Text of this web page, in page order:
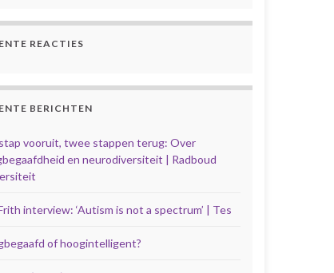
REACTIES
BERICHTEN
vooruit, twee stappen terug: Over
en neurodiversiteit | Radboud
interview: ‘Autism is not a spectrum’ | Tes
of hoogintelligent?